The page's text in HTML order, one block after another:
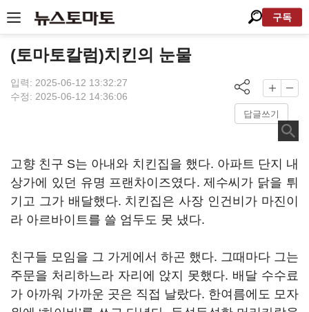
구독
(토마토칼럼)치킨의 눈물
입력: 2025-06-12 13:32:27
수정: 2025-06-12 14:36:06
답글쓰기
고향 친구 S는 아내와 치킨집을 했다. 아파트 단지 내
상가에 있던 유명 프랜차이즈였다. 제수씨가 닭을 튀
기고 그가 배달했다. 치킨집은 사장 인건비가 마진이
라 아르바이트를 쓸 엄두도 못 냈다.
친구들 모임을 그 가게에서 하곤 했다. 그때마다 그는
주문을 처리하느라 자리에 앉지 못했다. 배달 수수료
가 아까워 가까운 곳은 직접 날랐다. 한여름에도 모자